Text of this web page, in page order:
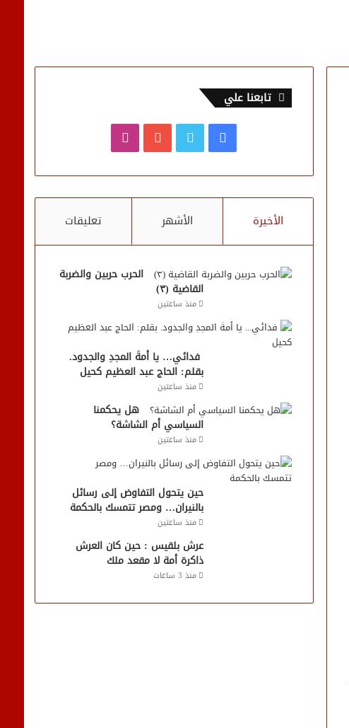
تابعنا علي
فيسبوك يوتيوب
الأخيرة الأشهر تعليقات
الحرب حربين والضربة
القاضية (٣)
منذ ساعتين
فدائي… يا أمةَ المجدِ والجدود.
بقلم: الحاج عبد العظيم كحيل
منذ ساعتين
هل يحكمنا
السياسي أم الشاشة؟
منذ ساعتين
حين يتحول التفاوض إلى رسائل
بالنيران… ومصر تتمسك بالحكمة
منذ ساعتين
عرش بلقيس : حين كان العرش
ذاكرة أمة لا مقعد ملك
منذ 3 ساعات